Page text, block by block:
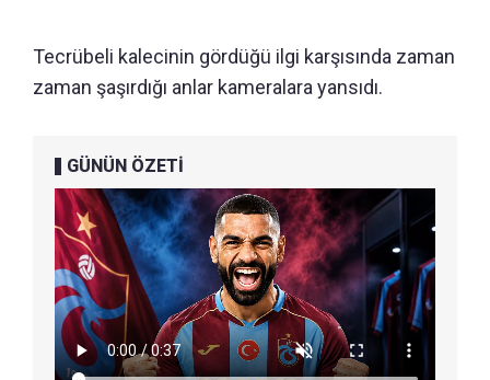
Tecrübeli kalecinin gördüğü ilgi karşısında zaman
zaman şaşırdığı anlar kameralara yansıdı.
GÜNÜN ÖZETİ